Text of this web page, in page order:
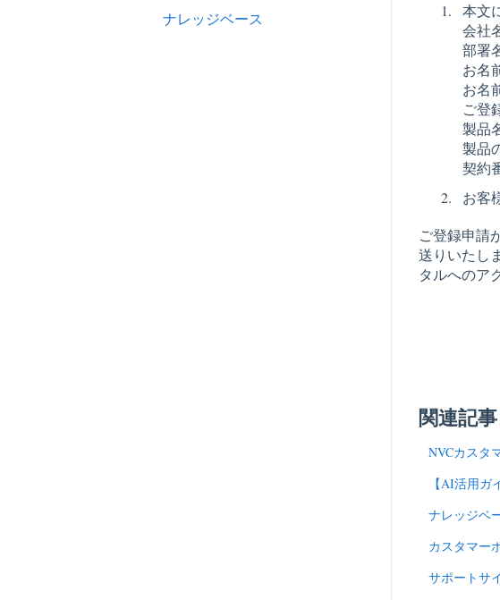
本文
会社
部署
お名
お名
ご登
製品
製品
契約
お客
ご登録申請
送りいたし
タルへのア
関連記事
NVCカスタ
【AI活用
ナレッジベ
カスタマー
サポートサ
ナレッジベース